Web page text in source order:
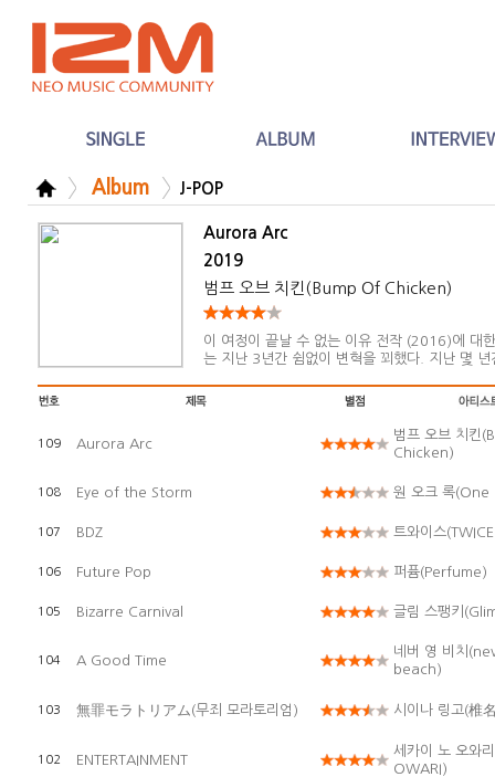
Album J-POP
Aurora Arc
2019
범프 오브 치킨(Bump Of Chicken)
이 여정이 끝날 수 없는 이유 전작 (2016)에 대
는 지난 3년간 쉼없이 변혁을 꾀했다. 지난 몇
세 곡
109 Aurora Arc
범프 오브 치킨
Chicken)
108 Eye of the Storm 원 오크 록
107 BDZ 트와이스
106 Future Pop 퍼퓸(Perfume)
105 Bizarre Carnival 글림 스팽키
104 A Good Time
네버 영 비치
beach)
103 無罪モラトリアム(무죄 모라토리엄) 시이나 링고(椎
102 ENTERTAINMENT
세카이 노 오와
OWARI)